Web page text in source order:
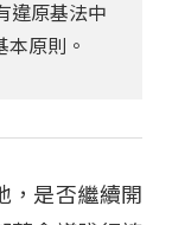
違原基法中
原則。
，是否繼續開